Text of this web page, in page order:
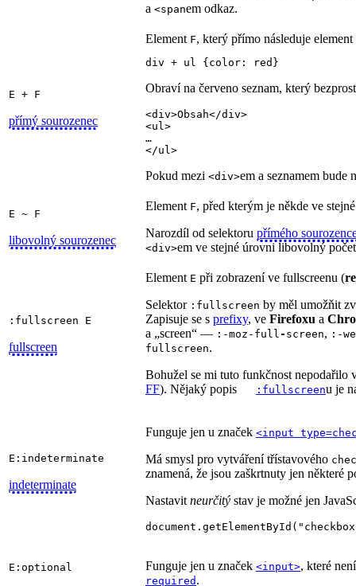
a <spanem odkaz.
E + F
přímý sourozenec
Element F, který přímo následuje element
div + ul {color: red}
Obraví na červeno seznam, který
<div>Obsah</div>
<ul>
…
</ul>
Pokud mezi <div>em a seznamem bude
E ~ F
libovolný sourozenec
Element F, před kterým je někde ve
Narozdíl od selektoru přímého
<div>em ve stejné úrovni libovolný
:fullscreen E
fullscreen
Element E při zobrazení ve fullscreenu (
Selektor :fullscreen by měl umožňit
Zapisuje se s prefixy, ve Firefoxu a
a „screen“ — :-moz-full - screen, :-
fullscreen.
Bohužel se mi tuto funkčnost nepodařilo
FF). Nějaký popis :fullscreenu je
E:indeterminate
indeterminate
Funguje jen u značek <input
Má smysl pro vytváření třístavového
znamená, že jsou zaškrtnuty jen některé
Nastavit neurčitý stav je možné jen
E:optional Funguje jen u značek <input>, které
required .